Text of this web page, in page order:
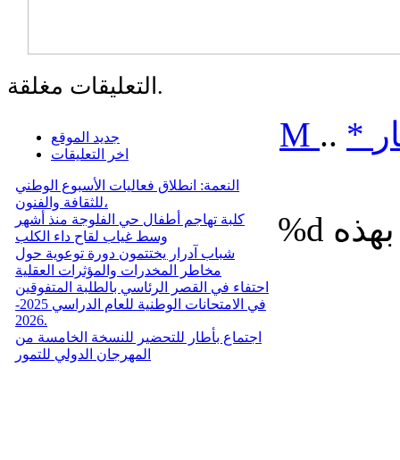
التعليقات مغلقة.
جديد الموقع
اخر التعليقات
النعمة: انطلاق فعاليات الأسبوع الوطني
للثقافة والفنون،
كلبة تهاجم أطفال حي الفلوجة منذ أشهر
وسط غياب لقاح داء الكلب
شباب آدرار يختتمون دورة توعوية حول
مخاطر المخدرات والمؤثرات العقلية
احتفاء في القصر الرئاسي بالطلبة المتفوقين
في الامتحانات الوطنية للعام الدراسي 2025-
2026.
اجتماع بأطار للتحضير للنسخة الخامسة من
المهرجان الدولي للتمور
M .. *
%d